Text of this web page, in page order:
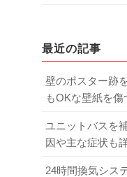
最近の記事
壁のポスター跡
もOKな壁紙を
ユニットバスを
因や主な症状も
24時間換気シス